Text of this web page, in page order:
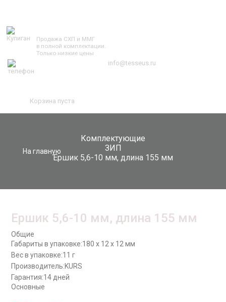
Продажа СХП и ММГ
в полной комплектации.
Только низкие цены
info@tesseus.ru
Корзина пуста
Комплектующие
ЗИП
Ершик 5,6-10 мм, длина 155 мм
На главную
Ершик 5,6-10 мм, длина 155 мм
Общие
Габариты в упаковке:180 x 12 x 12 мм
Вес в упаковке:11 г
Производитель:KURS
Гарантия:14 дней
Основные